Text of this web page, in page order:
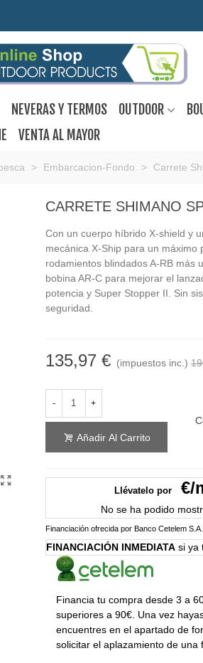
NEVERAS Y TERMOS OUTDOOR
VENTA AL MAYOR
> Embarcacion-Fondo > Carrete
CARRETE SHIMANO
Con un cuerpo híbrido X-shield y
mecánica X-Ship para un máximo
rodamientos blindados A-RB más
bobina AR-C para mejorar el
potencia y Super Stopper II. Sin
seguridad.
135,97 € (impuestos inc.)
- +
Añadir Al Carrito
Llévatelo por €/
No se ha podido
Financiación ofrecida por Banco Cetelem
FINANCIACIÓN INMEDIATAsi ya
Financia tu compra desde 3 a
superiores a 90€. Una vez
encuentres en el apartado de
solicitar el aplazamiento de una